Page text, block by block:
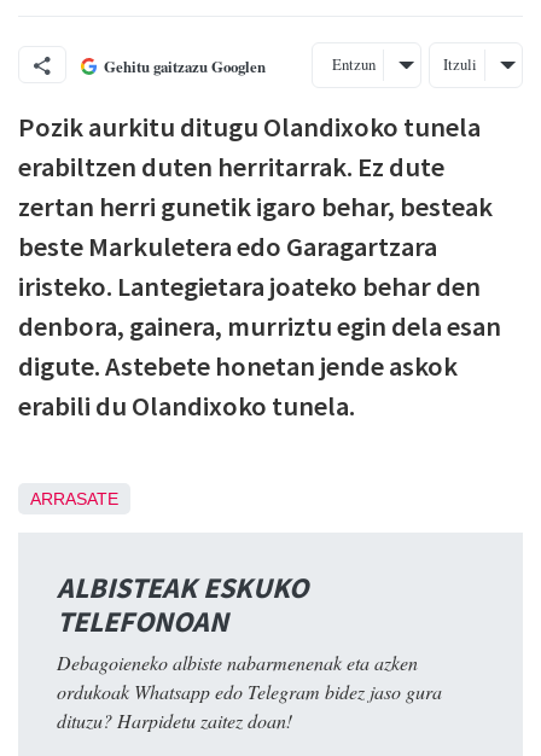
Gehitu gaitzazu Googlen Entzun Itzuli
Pozik aurkitu ditugu Olandixoko tunela
erabiltzen duten herritarrak. Ez dute
zertan herri gunetik igaro behar, besteak
beste Markuletera edo Garagartzara
iristeko. Lantegietara joateko behar den
denbora, gainera, murriztu egin dela esan
digute. Astebete honetan jende askok
erabili du Olandixoko tunela.
ARRASATE
ALBISTEAK ESKUKO
TELEFONOAN
Debagoieneko albiste nabarmenenak eta azken
ordukoak Whatsapp edo Telegram bidez jaso gura
dituzu? Harpidetu zaitez doan!